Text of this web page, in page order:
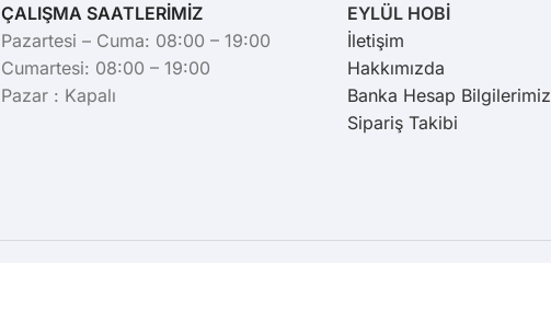
ÇALIŞMA SAATLERİMİZ
Pazartesi – Cuma: 08:00 – 19:00
Cumartesi: 08:00 – 19:00
Pazar : Kapalı
EYLÜL HOBİ
İletişim
Hakkımızda
Banka Hesap Bilgilerimiz
Sipariş Takibi